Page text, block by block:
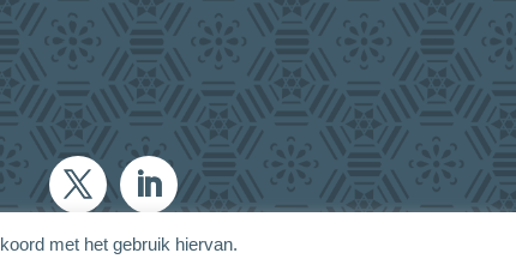
met het gebruik hiervan.